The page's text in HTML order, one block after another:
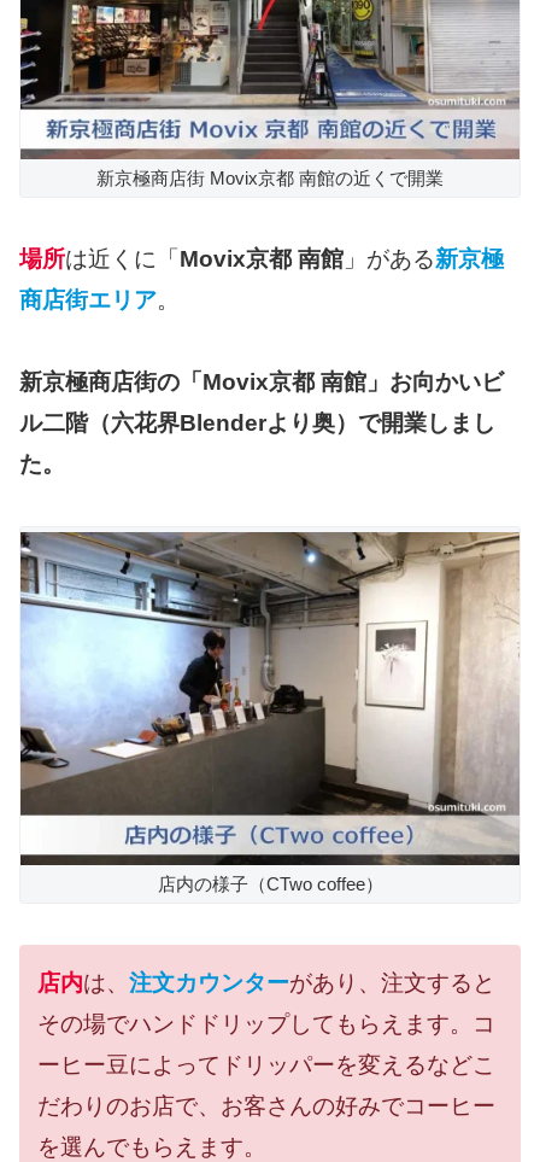
新京極商店街 Movix京都 南館の近くで開業
場所は近くに「 Movix京都 南館 」がある新京極
商店街エリア。
新京極商店街の「Movix京都 南館」お向かいビ
ル二階（六花界Blenderより奥）で開業しまし
た。
店内の様子（CTwo coffee）
店内は、 注文カウンターがあり、注文すると
その場でハンドドリップしてもらえます。コ
ーヒー豆によってドリッパーを変えるなどこ
だわりのお店で、お客さんの好みでコーヒー
を選んでもらえます。